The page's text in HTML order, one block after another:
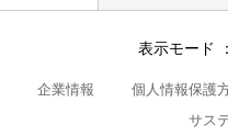
表示モード
企業情報 個人情報保護
サス